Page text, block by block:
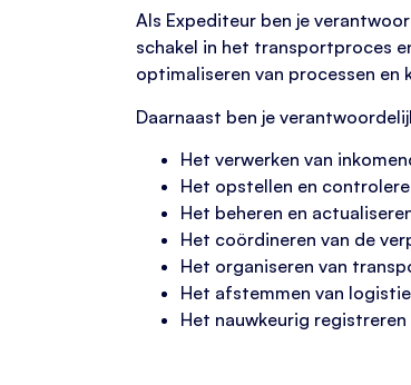
Als Expediteur ben je
schakel in het transportproces
optimaliseren van processen en
Daarnaast ben je
Het verwerken van
Het opstellen en
Het beheren en
Het coördineren van de
Het organiseren van
Het afstemmen van
Het nauwkeurig